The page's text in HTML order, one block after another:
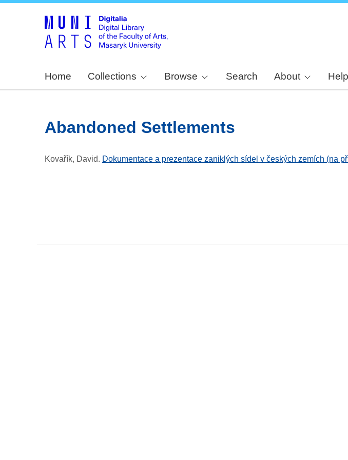
Home Collections Browse Search About Help
Abandoned Settlements
Kovařík, David. Dokumentace a prezentace zaniklých sídel v českých zemích (na